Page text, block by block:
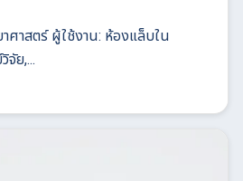
ศาสตร์ ผู้ใช้งาน: ห้องแล็บใน
จัย,...